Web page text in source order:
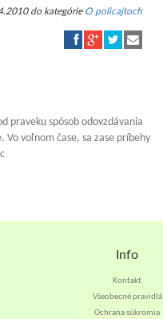
do kategórie O policajtoch
praveku spósob odovzdávania
voľnom čase, sa zase príbehy
Info
Kontakt
Všeobecné pravidlá
Ochrana súkromia